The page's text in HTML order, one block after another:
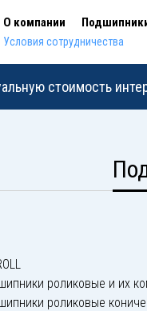
О компании
Условия сотрудничества
стоимость
роликовые и их
роликовые